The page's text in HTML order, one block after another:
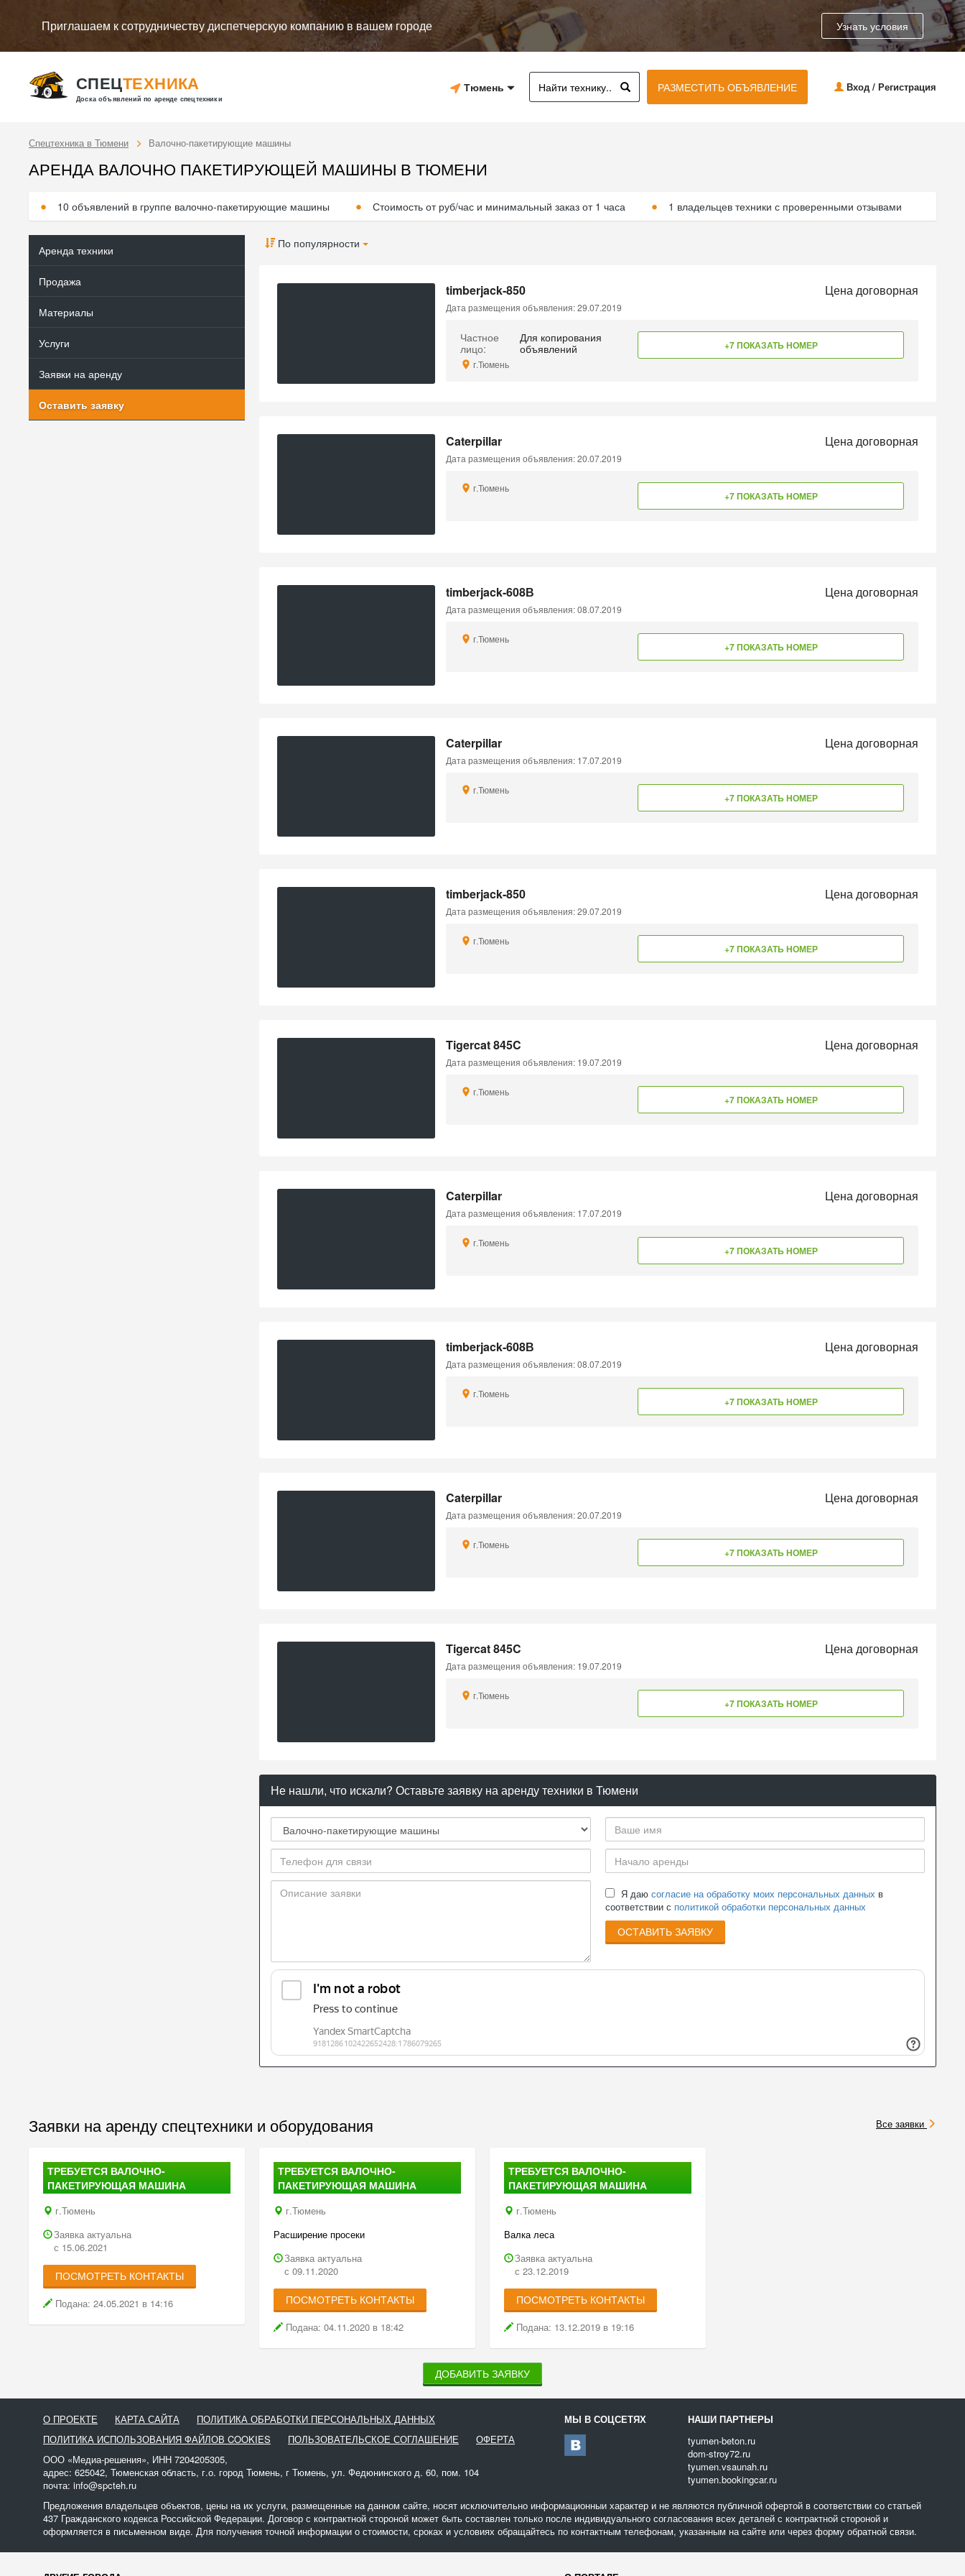
Приглашаем к сотрудничеству диспетчерскую компанию в вашем городе Узнать условия
СПЕЦТЕХНИКА
Доска объявлений по аренде спецтехники
Тюмень РАЗМЕСТИТЬ ОБЪЯВЛЕНИЕ Вход / Регистрация
Спецтехника в Тюмени Валочно-пакетирующие машины
АРЕНДА ВАЛОЧНО ПАКЕТИРУЮЩЕЙ МАШИНЫ В ТЮМЕНИ
10 объявлений в группе валочно-пакетирующие машины Стоимость от руб/час и минимальный заказ от 1 часа 1 владельцев техники с проверенными отзывами
Аренда техники
Продажа
Материалы
Услуги
Заявки на аренду
Оставить заявку
По популярности
timberjack-850 Цена договорная
Дата размещения объявления: 29.07.2019
Частное
лицо:
Для копирования
объявлений
г.Тюмень
+7 ПОКАЗАТЬ НОМЕР
Caterpillar Цена договорная
Дата размещения объявления: 20.07.2019
г.Тюмень
+7 ПОКАЗАТЬ НОМЕР
timberjack-608В Цена договорная
Дата размещения объявления: 08.07.2019
г.Тюмень
+7 ПОКАЗАТЬ НОМЕР
Caterpillar Цена договорная
Дата размещения объявления: 17.07.2019
г.Тюмень
+7 ПОКАЗАТЬ НОМЕР
timberjack-850 Цена договорная
Дата размещения объявления: 29.07.2019
г.Тюмень
+7 ПОКАЗАТЬ НОМЕР
Tigercat 845C Цена договорная
Дата размещения объявления: 19.07.2019
г.Тюмень
+7 ПОКАЗАТЬ НОМЕР
Caterpillar Цена договорная
Дата размещения объявления: 17.07.2019
г.Тюмень
+7 ПОКАЗАТЬ НОМЕР
timberjack-608В Цена договорная
Дата размещения объявления: 08.07.2019
г.Тюмень
+7 ПОКАЗАТЬ НОМЕР
Caterpillar Цена договорная
Дата размещения объявления: 20.07.2019
г.Тюмень
+7 ПОКАЗАТЬ НОМЕР
Tigercat 845C Цена договорная
Дата размещения объявления: 19.07.2019
г.Тюмень
+7 ПОКАЗАТЬ НОМЕР
Не нашли, что искали? Оставьте заявку на аренду техники в Тюмени
Я даю согласие на обработку моих персональных данных в
соответствии с политикой обработки персональных данных
ОСТАВИТЬ ЗАЯВКУ
Заявки на аренду спецтехники и оборудования Все заявки
ТРЕБУЕТСЯ ВАЛОЧНО-
ПАКЕТИРУЮЩАЯ МАШИНА
г.Тюмень
Заявка актуальна
с 15.06.2021
ПОСМОТРЕТЬ КОНТАКТЫ
Подана: 24.05.2021 в 14:16
ТРЕБУЕТСЯ ВАЛОЧНО-
ПАКЕТИРУЮЩАЯ МАШИНА
г.Тюмень
Расширение просеки
Заявка актуальна
с 09.11.2020
ПОСМОТРЕТЬ КОНТАКТЫ
Подана: 04.11.2020 в 18:42
ТРЕБУЕТСЯ ВАЛОЧНО-
ПАКЕТИРУЮЩАЯ МАШИНА
г.Тюмень
Валка леса
Заявка актуальна
с 23.12.2019
ПОСМОТРЕТЬ КОНТАКТЫ
Подана: 13.12.2019 в 19:16
ДОБАВИТЬ ЗАЯВКУ
О ПРОЕКТЕ КАРТА САЙТА
ПОЛИТИКА ОБРАБОТКИ ПЕРСОНАЛЬНЫХ ДАННЫХ
ПОЛИТИКА ИСПОЛЬЗОВАНИЯ ФАЙЛОВ COOKIES
ПОЛЬЗОВАТЕЛЬСКОЕ СОГЛАШЕНИЕ
ОФЕРТА
ООО «Медиа-решения», ИНН 7204205305,
адрес: 625042, Тюменская область, г.о. город Тюмень, г Тюмень, ул. Федюнинского д. 60, пом. 104
почта: info@spcteh.ru
МЫ В СОЦСЕТЯХ
НАШИ ПАРТНЕРЫ
tyumen-beton.ru
dom-stroy72.ru
tyumen.vsaunah.ru
tyumen.bookingcar.ru
Предложения владельцев объектов, цены на их услуги, размещенные на данном сайте, носят исключительно информационныи характер и не являются публичной офертой в соответствии со статьей
437 Гражданского кодекса Российской Федерации. Договор с контрактной стороной может быть составлен только после индивидуального согласования всех деталей с контрактной стороной и
оформляется в письменном виде. Для получения точной информации о стоимости, сроках и условиях обращайтесь по контактным телефонам, указанным на сайте или через форму обратной связи.